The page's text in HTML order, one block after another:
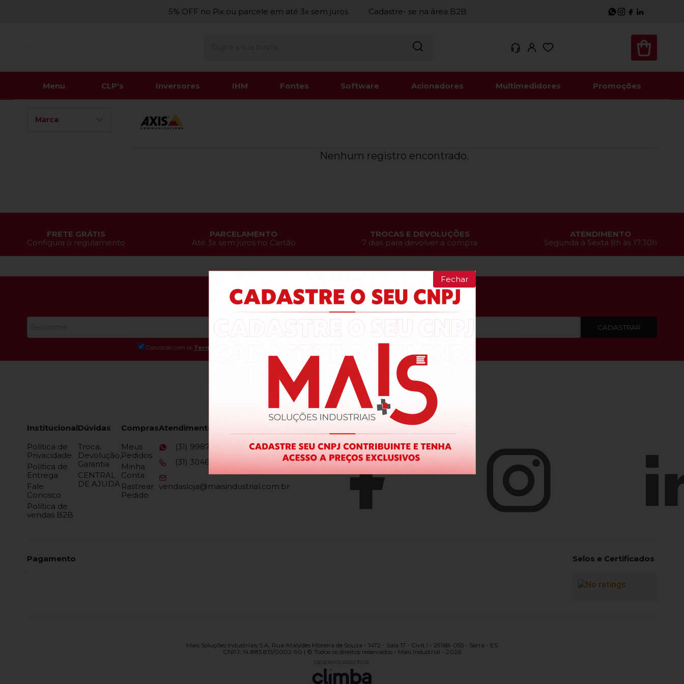
5% OFF no Pix ou parcele em até 3x sem juros Cadastre- se na área B2B
Menu CLP's Inversores IHM Fontes Software Acionadores Multimedidores Promoções
Marca
Nenhum registro encontrado.
FRETE GRÁTIS
Configura o regulamento
PARCELAMENTO
Até 3x sem juros no Cartão
TROCAS E DEVOLUÇÕES
7 dias para devolver a compra
ATENDIMENTO
Segunda à Sexta 8h às 17:30h
Cadastre-se e Aproveite!
Se inscreva em nossa Newsletter e receba as novidades!
Concordo com os Termos de uso
CADASTRAR
Institucional
Política de
Privacidade
Política de
Entrega
Fale
Conosco
Política de
vendas B2B
Dúvidas
Troca,
Devolução,
Garantia
CENTRAL
DE AJUDA
Compras
Meus
Pedidos
Minha
Conta
Rastrear
Pedido
Atendimento
(31) 99873-9897
(31) 3046-6100
vendasloja@maisindustrial.com.br
Pagamento Selos e Certificados
Mais Soluções Industriais S.A, Rua Atalydes Moreira de Souza - 1472 - Sala 17 - Civit I - 29168-055 - Serra - ES
CNPJ: 14.885.815/0002-90 | © Todos os direitos reservados - Mais Industrial - 2026
Fechar